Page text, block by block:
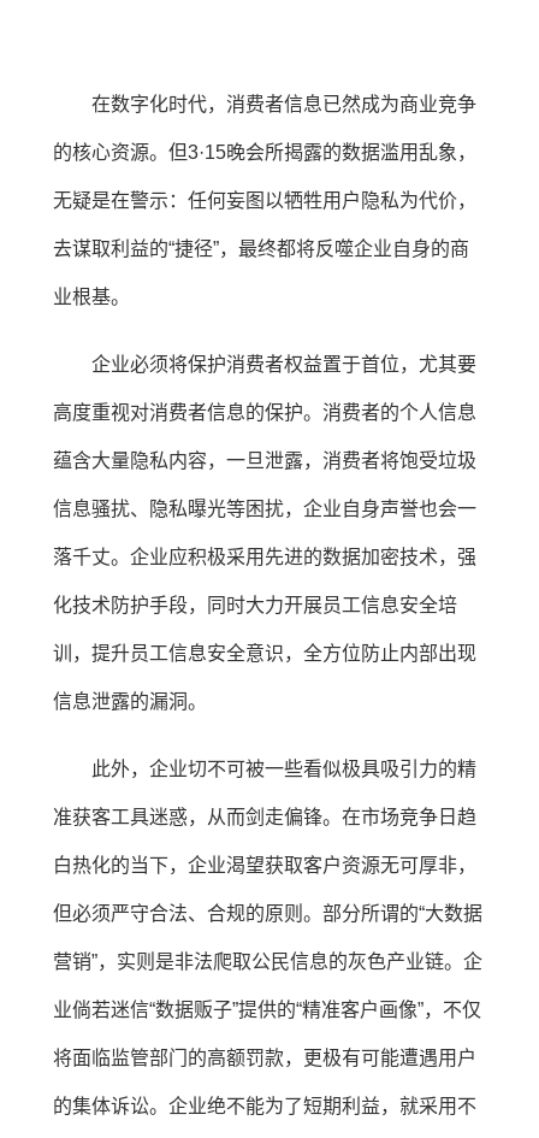
在数字化时代，消费者信息已然成为商业竞争
的核心资源。但3·15晚会所揭露的数据滥用乱象，
无疑是在警示：任何妄图以牺牲用户隐私为代价，
去谋取利益的“捷径”，最终都将反噬企业自身的商
业根基。
企业必须将保护消费者权益置于首位，尤其要
高度重视对消费者信息的保护。消费者的个人信息
蕴含大量隐私内容，一旦泄露，消费者将饱受垃圾
信息骚扰、隐私曝光等困扰，企业自身声誉也会一
落千丈。企业应积极采用先进的数据加密技术，强
化技术防护手段，同时大力开展员工信息安全培
训，提升员工信息安全意识，全方位防止内部出现
信息泄露的漏洞。
此外，企业切不可被一些看似极具吸引力的精
准获客工具迷惑，从而剑走偏锋。在市场竞争日趋
白热化的当下，企业渴望获取客户资源无可厚非，
但必须严守合法、合规的原则。部分所谓的“大数据
营销”，实则是非法爬取公民信息的灰色产业链。企
业倘若迷信“数据贩子”提供的“精准客户画像”，不仅
将面临监管部门的高额罚款，更极有可能遭遇用户
的集体诉讼。企业绝不能为了短期利益，就采用不